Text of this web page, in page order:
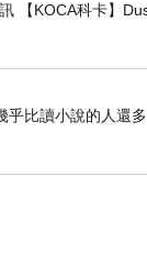
【KOCA科卡】
比讀小說的人還